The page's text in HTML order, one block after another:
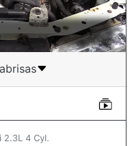
2.3L 4 Cyl.